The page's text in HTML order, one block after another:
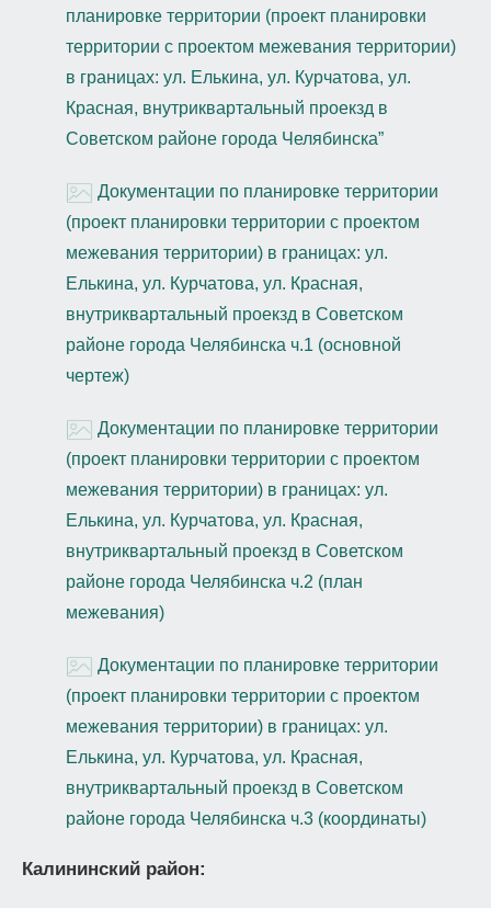
планировке территории (проект планировки
территории с проектом межевания территории)
в границах: ул. Елькина, ул. Курчатова, ул.
Красная, внутриквартальный проекзд в
Советском районе города Челябинска”
Документации по планировке территории
(проект планировки территории с проектом
межевания территории) в границах: ул.
Елькина, ул. Курчатова, ул. Красная,
внутриквартальный проекзд в Советском
районе города Челябинска ч.1 (основной
чертеж)
Документации по планировке территории
(проект планировки территории с проектом
межевания территории) в границах: ул.
Елькина, ул. Курчатова, ул. Красная,
внутриквартальный проекзд в Советском
районе города Челябинска ч.2 (план
межевания)
Документации по планировке территории
(проект планировки территории с проектом
межевания территории) в границах: ул.
Елькина, ул. Курчатова, ул. Красная,
внутриквартальный проекзд в Советском
районе города Челябинска ч.3 (координаты)
Калининский район: